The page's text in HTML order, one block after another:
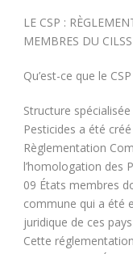
LE CSP :
MEMBRES DU CILSS
Qu’est-ce que le
Structure
Pesticides a été
Règlementation
l’homologation des
09 États membres
commune qui a été
juridique de ces
Cette